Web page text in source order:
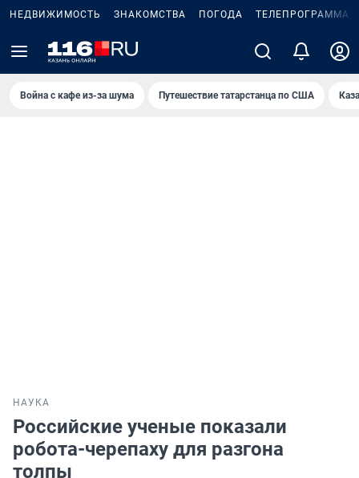
НЕДВИЖИМОСТЬ ЗНАКОМСТВА ПОГОДА ТЕЛЕПРОГРАММА
Война с кафе из-за шума Путешествие татарстанца по США
НАУКА
Российские ученые показали
робота-черепаху для разгона
толпы